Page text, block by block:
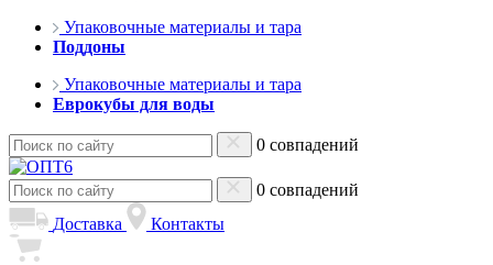
Упаковочные материалы и тара
Поддоны
Упаковочные материалы и тара
Еврокубы для воды
0 совпадений
0 совпадений
Доставка
Контакты